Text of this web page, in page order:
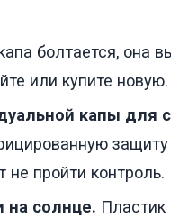
болтается, она
или купите новую.
капы для
пройти контроль.
на солнце. Пластик